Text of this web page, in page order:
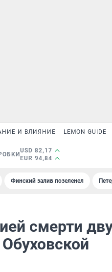
И ВЛИЯНИЕ LEMON GUIDE
USD 82,17
EUR 94,84
Финский залив позеленел
смерти